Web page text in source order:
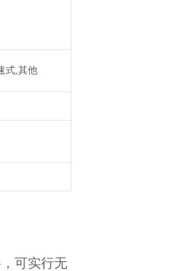
式,其他
可实行无